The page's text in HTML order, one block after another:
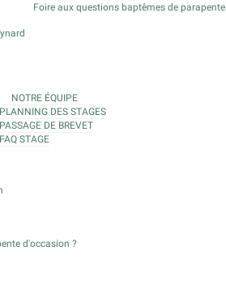
Foire aux questions baptêmes de parapente
NOTRE ÉQUIPE
PLANNING DES STAGES
PASSAGE DE BREVET
FAQ STAGE
d'occasion ?